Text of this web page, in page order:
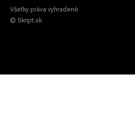
Všetky práva vyhradené
© Skript.sk